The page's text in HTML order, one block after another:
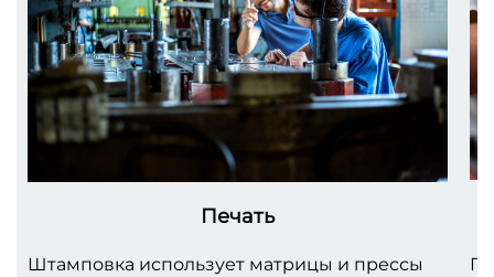
Печать
Штамповка использует матрицы и прессы